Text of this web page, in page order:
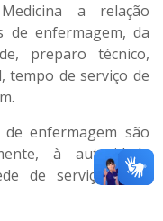
a relação
de enfermagem, da
preparo técnico,
tempo de serviço de
enfermagem são
à autoridade
de serviço onde